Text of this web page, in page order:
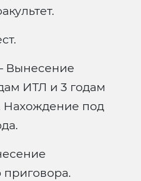
Вынесение
ИТЛ и 3 годам
Нахождение под
приговора.